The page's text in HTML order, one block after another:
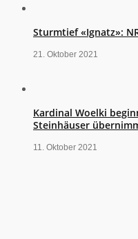
Sturmtief «Ignatz»:
21. Oktober 2021
Kardinal Woelki
Steinhäuser
11. Oktober 2021